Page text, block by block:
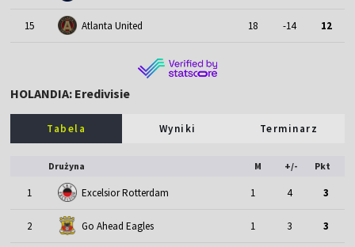
15 Atlanta United 18 -14 12
HOLANDIA: Eredivisie
Tabela Wyniki Terminarz
Drużyna M +/- Pkt
1 Excelsior Rotterdam 1 4 3
2 Go Ahead Eagles 1 3 3